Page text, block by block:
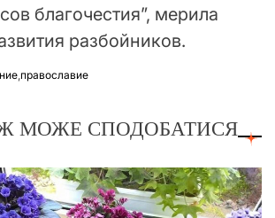
благочестия”, мерила
разбойников.
православие
МОЖЕ СПОДОБАТИСЯ